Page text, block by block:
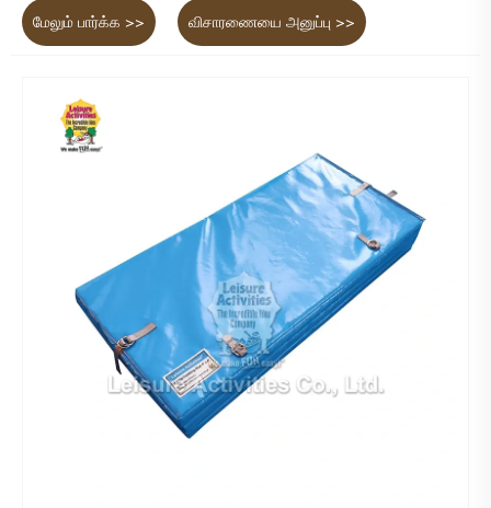
மேலும் பார்க்க >> விசாரணையை அனுப்பு >>